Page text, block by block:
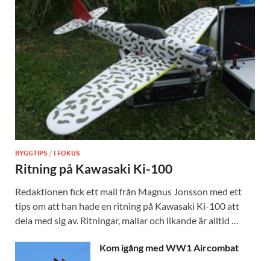
BYGGTIPS / I FOKUS
Ritning på Kawasaki Ki-100
Redaktionen fick ett mail från Magnus Jonsson med ett
tips om att han hade en ritning på Kawasaki Ki-100 att
dela med sig av. Ritningar, mallar och likande är alltid …
Kom igång med WW1 Aircombat